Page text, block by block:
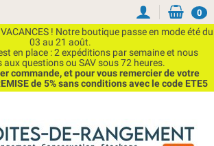
VACANCES ! Notre boutique passe en mode été du
03 au 21 août.
en place : 2 expéditions par semaine et nous
aux questions ou SAV sous 72 heures.
commande, et pour vous remercier de votre
de 5% sans conditions avec le code ETE5
0